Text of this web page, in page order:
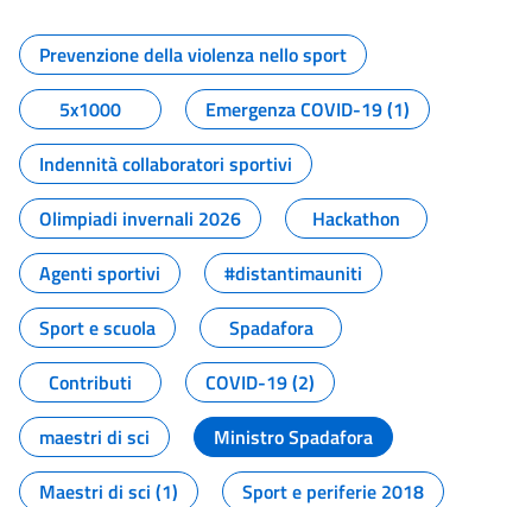
Tutti i contenuti della pagina
Prevenzione della violenza nello sport
5x1000
Emergenza COVID-19 (1)
Indennità collaboratori sportivi
Olimpiadi invernali 2026
Hackathon
Agenti sportivi
#distantimauniti
Sport e scuola
Spadafora
Contributi
COVID-19 (2)
maestri di sci
Ministro Spadafora
Maestri di sci (1)
Sport e periferie 2018